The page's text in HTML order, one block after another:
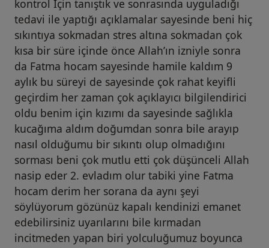
kontrol İçin tanıştık ve sonrasında uyguladığı
tedavi ile yaptığı açıklamalar sayesinde beni hiç
sıkıntıya sokmadan stres altına sokmadan çok
kısa bir süre içinde önce Allah’ın izniyle sonra
da Fatma hocam sayesinde hamile kaldım 9
aylık bu süreyi de sayesinde çok rahat keyifli
geçirdim her zaman çok açıklayıcı bilgilendirici
oldu benim için kızımı da sayesinde sağlıkla
kucağıma aldım doğumdan sonra bile arayıp
nasıl olduğumu bir sıkıntı olup olmadığını
sorması beni çok mutlu etti çok düşünceli Allah
nasip eder 2. evladım olur tabiki yine Fatma
hocam derim her sorana da aynı şeyi
söylüyorum gözünüz kapalı kendinizi emanet
edebilirsiniz uyarılarını bile kırmadan
incitmeden yapan biri yolculuğumuz boyunca